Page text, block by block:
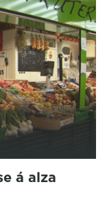
á alza